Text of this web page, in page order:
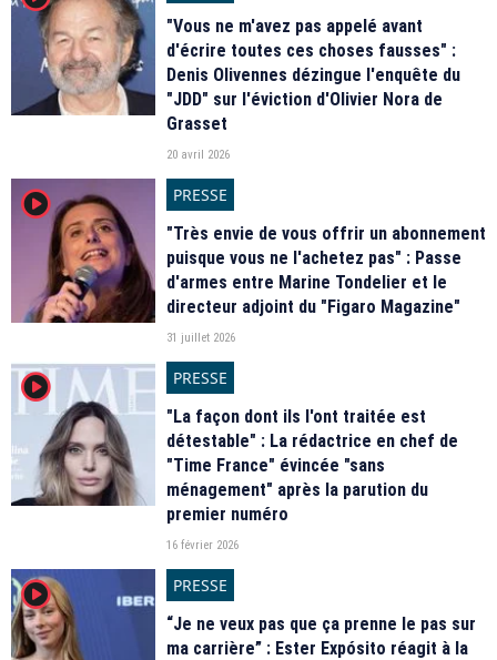
"Vous ne m'avez pas appelé avant
d'écrire toutes ces choses fausses" :
Denis Olivennes dézingue l'enquête du
"JDD" sur l'éviction d'Olivier Nora de
Grasset
20 avril 2026
player2
PRESSE
"Très envie de vous offrir un abonnement
puisque vous ne l'achetez pas" : Passe
d'armes entre Marine Tondelier et le
directeur adjoint du "Figaro Magazine"
31 juillet 2026
player2
PRESSE
"La façon dont ils l'ont traitée est
détestable" : La rédactrice en chef de
"Time France" évincée "sans
ménagement" après la parution du
premier numéro
16 février 2026
player2
PRESSE
“Je ne veux pas que ça prenne le pas sur
ma carrière” : Ester Expósito réagit à la